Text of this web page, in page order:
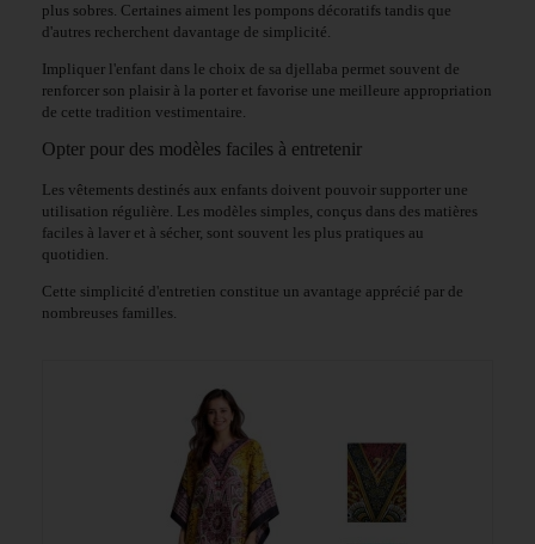
plus sobres. Certaines aiment les pompons décoratifs tandis que
d'autres recherchent davantage de simplicité.
Impliquer l'enfant dans le choix de sa djellaba permet souvent de
renforcer son plaisir à la porter et favorise une meilleure appropriation
de cette tradition vestimentaire.
Opter pour des modèles faciles à entretenir
Les vêtements destinés aux enfants doivent pouvoir supporter une
utilisation régulière. Les modèles simples, conçus dans des matières
faciles à laver et à sécher, sont souvent les plus pratiques au
quotidien.
Cette simplicité d'entretien constitue un avantage apprécié par de
nombreuses familles.